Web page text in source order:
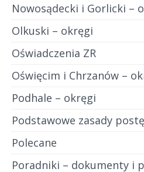
Nowosądecki i Gorlicki –
Olkuski – okręgi
Oświadczenia ZR
Oświęcim i Chrzanów –
Podhale – okręgi
Podstawowe zasady
Polecane
Poradniki – dokumenty i